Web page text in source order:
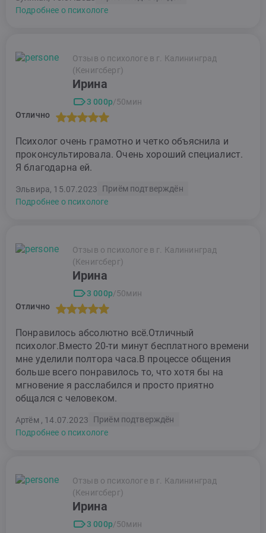
Подробнее о психологе
Отзыв о психологе в г. Калининград
(Кенигсберг)
Ирина
3 000р/50мин
Отлично
Психолог очень грамотно и четко объяснила и
проконсультировала. Очень хороший специалист.
Я благодарна ей.
Эльвира, 15.07.2023
Приём подтверждён
Подробнее о психологе
Отзыв о психологе в г. Калининград
(Кенигсберг)
Ирина
3 000р/50мин
Отлично
Понравилось абсолютно всё.Отличный
психолог.Вместо 20-ти минут бесплатного времени
мне уделили полтора часа.В процессе общения
больше всего понравилось то, что хотя бы на
мгновение я расслабился и просто приятно
общался с человеком.
Артём , 14.07.2023
Приём подтверждён
Подробнее о психологе
Отзыв о психологе в г. Калининград
(Кенигсберг)
Ирина
3 000р/50мин